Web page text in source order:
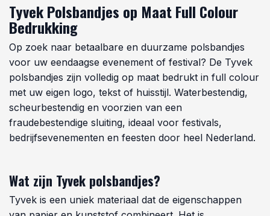
Tyvek Polsbandjes op Maat Full Colour
Bedrukking
Op zoek naar betaalbare en duurzame polsbandjes
voor uw eendaagse evenement of festival? De Tyvek
polsbandjes zijn volledig op maat bedrukt in full colour
met uw eigen logo, tekst of huisstijl. Waterbestendig,
scheurbestendig en voorzien van een
fraudebestendige sluiting, ideaal voor festivals,
bedrijfsevenementen en feesten door heel Nederland.
Wat zijn Tyvek polsbandjes?
Tyvek is een uniek materiaal dat de eigenschappen